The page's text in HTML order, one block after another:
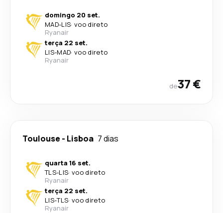
domingo 20 set.
MAD-LIS· voo direto
Ryanair
terça 22 set.
LIS-MAD· voo direto
Ryanair
de37 €
Toulouse - Lisboa 7 dias
quarta 16 set.
TLS-LIS· voo direto
Ryanair
terça 22 set.
LIS-TLS· voo direto
Ryanair